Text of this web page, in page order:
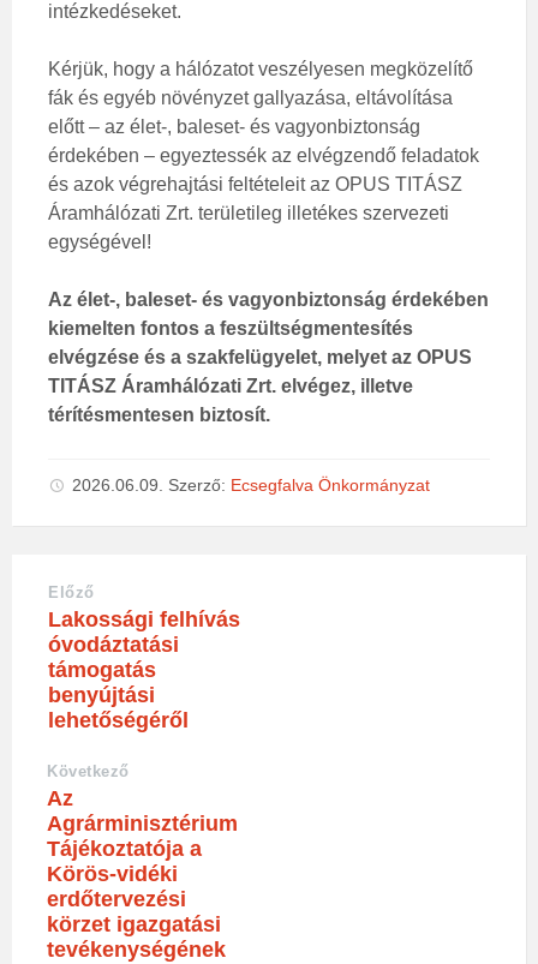
intézkedéseket.
Kérjük, hogy a hálózatot veszélyesen megközelítő
fák és egyéb növényzet gallyazása, eltávolítása
előtt – az élet-, baleset- és vagyonbiztonság
érdekében – egyeztessék az elvégzendő feladatok
és azok végrehajtási feltételeit az OPUS TITÁSZ
Áramhálózati Zrt. területileg illetékes szervezeti
egységével!
Az élet-, baleset- és vagyonbiztonság érdekében
kiemelten fontos a feszültségmentesítés
elvégzése és a szakfelügyelet, melyet az OPUS
TITÁSZ Áramhálózati Zrt. elvégez, illetve
térítésmentesen biztosít.
2026.06.09. Szerző: Ecsegfalva Önkormányzat
Előző
Lakossági felhívás
óvodáztatási
támogatás
benyújtási
lehetőségéről
Következő
Az
Agrárminisztérium
Tájékoztatója a
Körös-vidéki
erdőtervezési
körzet igazgatási
tevékenységének